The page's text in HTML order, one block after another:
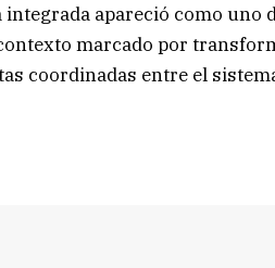
apareció como uno
marcado por
coordinadas entre el